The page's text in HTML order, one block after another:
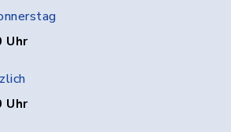
Uhr
Uhr